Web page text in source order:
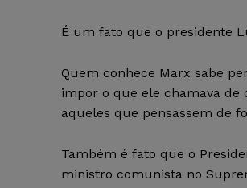
É um fato que o presidente
Quem conhece Marx sabe
impor o que ele chamava
aqueles que pensassem de
Também é fato que o
ministro comunista no